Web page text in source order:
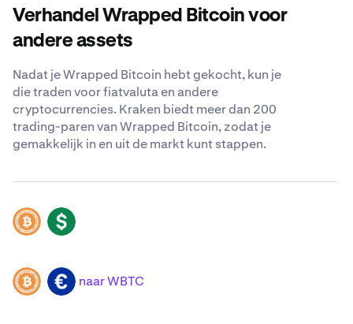
Verhandel Wrapped Bitcoin voor
andere assets
Nadat je Wrapped Bitcoin hebt gekocht, kun je
die traden voor fiatvaluta en andere
cryptocurrencies. Kraken biedt meer dan 200
trading-paren van Wrapped Bitcoin, zodat je
gemakkelijk in en uit de markt kunt stappen.
WBTC USD
WBTC EUR naar WBTC